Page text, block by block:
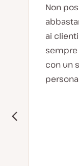
Non
ai
sempre
con un